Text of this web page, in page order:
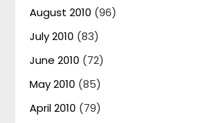
August 2010 (96)
July 2010 (83)
June 2010 (72)
May 2010 (85)
April 2010 (79)